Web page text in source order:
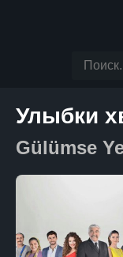
Улыбки
Gülümse